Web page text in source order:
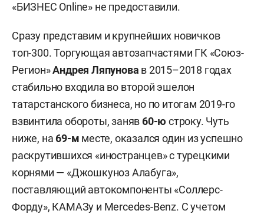
«БИЗНЕС Online» не предоставили.
Сразу представим и крупнейших новичков
топ-300. Торгующая автозапчастями ГК «Союз-
Регион»Андрея Ляпунова в 2015–2018 годах
стабильно входила во второй эшелон
татарстанского бизнеса, но по итогам 2019-го
взвинтила обороты, заняв60-ю строку. Чуть
ниже, на69-м месте, оказался один из успешно
раскрутившихся «иностранцев» с турецкими
корнями — «Джошкуноз Алабуга»,
поставляющий автокомпоненты «Соллерс-
Форду», КАМАЗу и Mercedes-Benz. С учетом